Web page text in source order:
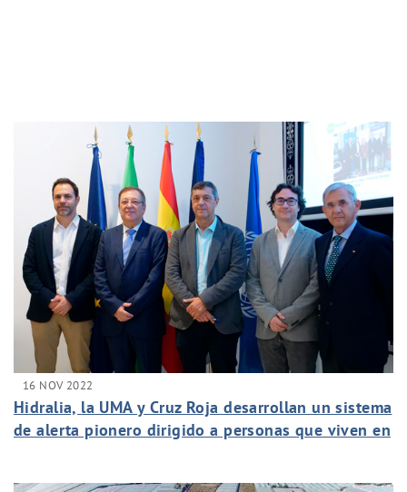
16 NOV 2022
Hidralia, la UMA y Cruz Roja desarrollan un sistema
de alerta pionero dirigido a personas que viven en